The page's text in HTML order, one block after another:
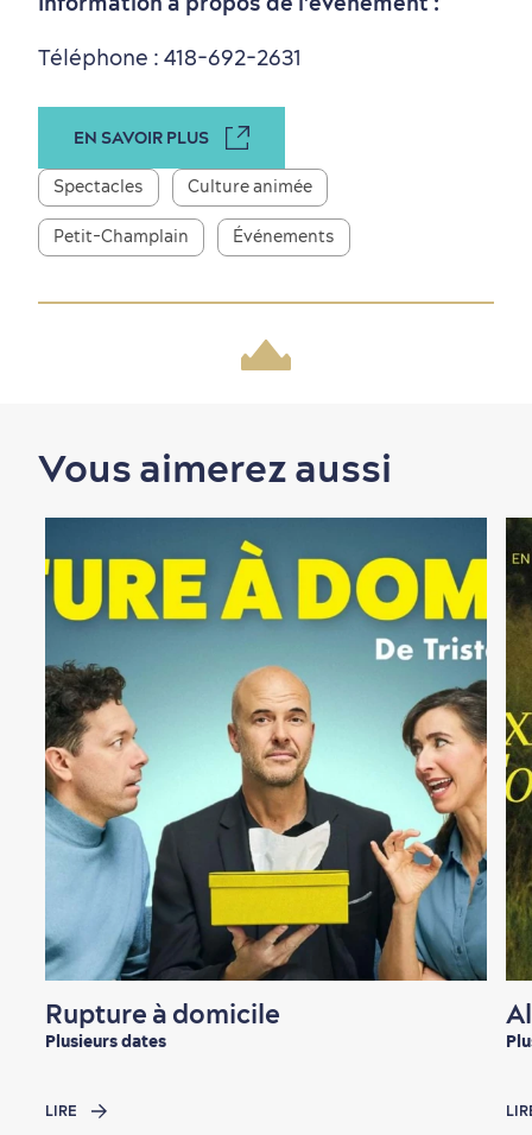
Nature à proximité
Magasinage
En famille
Téléphone : 418-692-2631
EN SAVOIR PLUS
Spectacles Culture animée
Petit-Champlain Événements
Vous aimerez aussi
Rupture à domicile
Plusieurs dates
LIRE